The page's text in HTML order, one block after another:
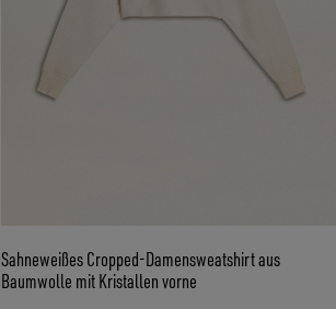
Sahneweißes Cropped-Damensweatshirt aus
Baumwolle mit Kristallen vorne